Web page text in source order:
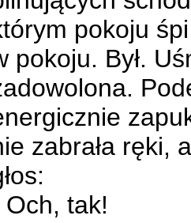
pokoju
pokoju. Był.
zabrała ręki,
Och, tak!